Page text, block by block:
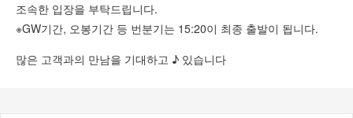
조속한 입장을 부탁드립니다.
※GW기간, 오봉기간 등 번분기는 15:20이 최종 출발이 됩니다.
많은 고객과의 만남을 기대하고 ♪ 있습니다